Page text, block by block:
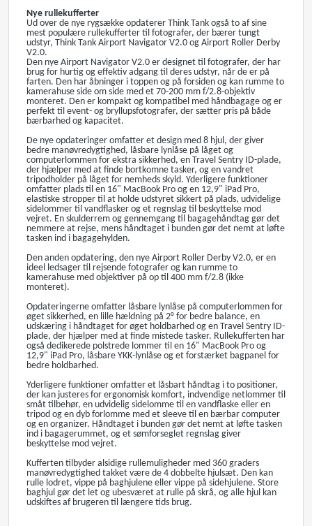
Nye rullekufferter
Ud over de nye rygsække opdaterer Think Tank også to af sine
mest populære rullekufferter til fotografer, der bærer tungt
udstyr, Think Tank Airport Navigator V2.0 og Airport Roller Derby
V2.0.
Den nye Airport Navigator V2.0 er designet til fotografer, der har
brug for hurtig og effektiv adgang til deres udstyr, når de er på
farten. Den har åbninger i toppen og på forsiden og kan rumme to
kamerahuse side om side med et 70-200 mm f/2.8-objektiv
monteret. Den er kompakt og kompatibel med håndbagage og er
perfekt til event- og bryllupsfotografer, der sætter pris på både
bærbarhed og kapacitet.
De nye opdateringer omfatter et design med 8 hjul, der giver
bedre manøvredygtighed, låsbare lynlåse på låget og
computerlommen for ekstra sikkerhed, en Travel Sentry ID-plade,
der hjælper med at finde bortkomne tasker, og en vandret
tripodholder på låget for nemheds skyld. Yderligere funktioner
omfatter plads til en 16" MacBook Pro og en 12,9" iPad Pro,
elastiske stropper til at holde udstyret sikkert på plads, udvidelige
sidelommer til vandflasker og et regnslag til beskyttelse mod
vejret. En skulderrem og gennemgang til bagagehåndtag gør det
nemmere at rejse, mens håndtaget i bunden gør det nemt at løfte
tasken ind i bagagehylden.
Den anden opdatering, den nye Airport Roller Derby V2.0, er en
ideel ledsager til rejsende fotografer og kan rumme to
kamerahuse med objektiver på op til 400 mm f/2.8 (ikke
monteret).
Opdateringerne omfatter låsbare lynlåse på computerlommen for
øget sikkerhed, en lille hældning på 2° for bedre balance, en
udskæring i håndtaget for øget holdbarhed og en Travel Sentry ID-
plade, der hjælper med at finde mistede tasker. Rullekufferten har
også dedikerede polstrede lommer til en 16" MacBook Pro og
12,9" iPad Pro, låsbare YKK-lynlåse og et forstærket bagpanel for
bedre holdbarhed.
Yderligere funktioner omfatter et låsbart håndtag i to positioner,
der kan justeres for ergonomisk komfort, indvendige netlommer til
småt tilbehør, en udvidelig sidelomme til en vandflaske eller en
tripod og en dyb forlomme med et sleeve til en bærbar computer
og en organizer. Håndtaget i bunden gør det nemt at løfte tasken
ind i bagagerummet, og et sømforseglet regnslag giver
beskyttelse mod vejret.
Kufferten tilbyder alsidige rullemuligheder med 360 graders
manøvredygtighed takket være de 4 dobbelte hjulsæt. Den kan
rulle lodret, vippe på baghjulene eller vippe på sidehjulene. Store
baghjul gør det let og ubesværet at rulle på skrå, og alle hjul kan
udskiftes af brugeren til længere tids brug.